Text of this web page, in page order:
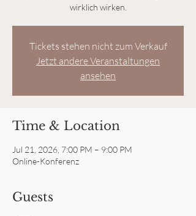
wirklich wirken.
Tickets stehen nicht zum Verkauf
Jetzt andere Veranstaltungen
ansehen
Time & Location
Jul 21, 2026, 7:00 PM – 9:00 PM
Online-Konferenz
Guests